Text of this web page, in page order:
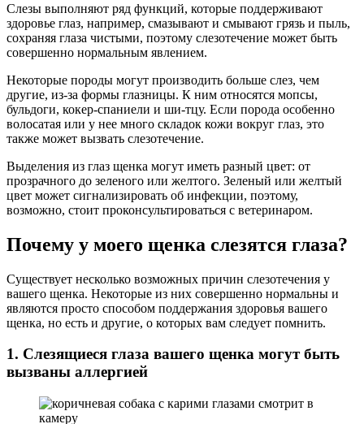
Слезы выполняют ряд функций, которые поддерживают
здоровье глаз, например, смазывают и смывают грязь и пыль,
сохраняя глаза чистыми, поэтому слезотечение может быть
совершенно нормальным явлением.
Некоторые породы могут производить больше слез, чем
другие, из-за формы глазницы. К ним относятся мопсы,
бульдоги, кокер-спаниели и ши-тцу. Если порода особенно
волосатая или у нее много складок кожи вокруг глаз, это
также может вызвать слезотечение.
Выделения из глаз щенка могут иметь разный цвет: от
прозрачного до зеленого или желтого. Зеленый или желтый
цвет может сигнализировать об инфекции, поэтому,
возможно, стоит проконсультироваться с ветеринаром.
Почему у моего щенка слезятся глаза?
Существует несколько возможных причин слезотечения у
вашего щенка. Некоторые из них совершенно нормальны и
являются просто способом поддержания здоровья вашего
щенка, но есть и другие, о которых вам следует помнить.
1. Слезящиеся глаза вашего щенка могут быть
вызваны аллергией